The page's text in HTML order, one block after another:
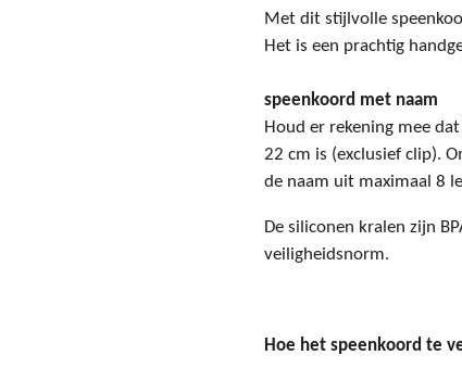
Met dit stijlvolle
Het is een prachtig
speenkoord met naam
Houd er rekening mee
22 cm is (exclusief clip).
de naam uit maximaal 8
De siliconen kralen zijn
veiligheidsnorm.
Hoe het speenkoord te